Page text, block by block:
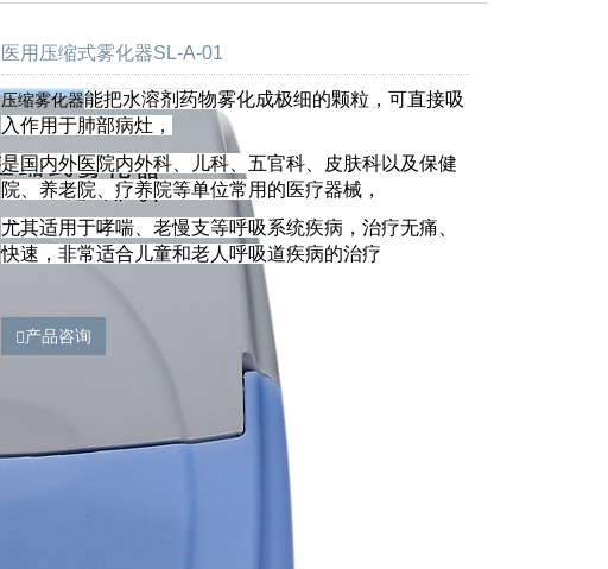
医用压缩式雾化器SL-A-01
压缩雾化器能把水溶剂药物雾化成极细的颗粒，可直接吸
入作用于肺部病灶，
是国内外医院内外科、儿科、五官科、皮肤科以及保健
院、养老院、疗养院等单位常用的医疗器械，
尤其适用于哮喘、老慢支等呼吸系统疾病，治疗无痛、
快速，非常适合儿童和老人呼吸道疾病的治疗
产品咨询